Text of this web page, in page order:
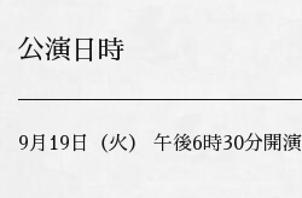
公演日時
9月19日（火） 午後6時30分開演